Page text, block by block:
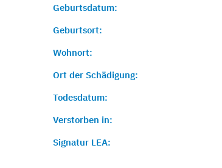
Geburtsdatum:
Geburtsort:
Wohnort:
Ort der Schädigung:
Todesdatum:
Verstorben in:
Signatur LEA: